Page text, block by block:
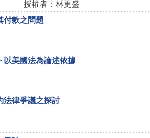
授權者：林更盛
付款之問題
以美國法為論述依據
法律爭議之探討